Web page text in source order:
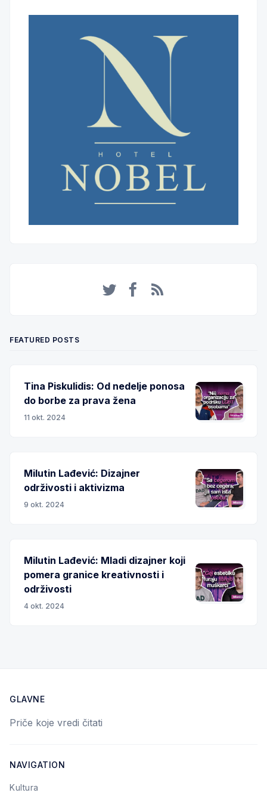
FEATURED POSTS
Tina Piskulidis: Od nedelje ponosa
do borbe za prava žena
11 okt. 2024
Milutin Lađević: Dizajner
održivosti i aktivizma
9 okt. 2024
Milutin Lađević: Mladi dizajner koji
pomera granice kreativnosti i
održivosti
4 okt. 2024
GLAVNE
Priče koje vredi čitati
NAVIGATION
Kultura